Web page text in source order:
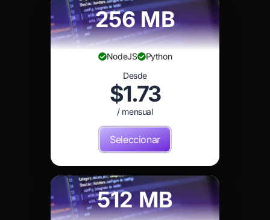
256 MB
NodeJS
Python
Desde
$1.73
/ mensual
Seleccionar
512 MB